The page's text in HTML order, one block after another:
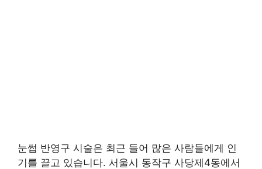
눈썹 반영구 시술은 최근 들어 많은 사람들에게 인
기를 끌고 있습니다. 서울시 동작구 사당제4동에서